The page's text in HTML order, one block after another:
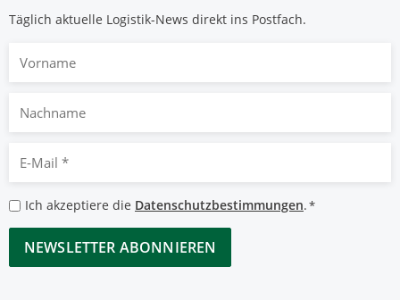
Täglich aktuelle Logistik-News direkt ins Postfach.
Nachname
Mail
*
Datenschutzbestimmungen
*
Ich akzeptiere die Datenschutzbestimmungen.*
CAPTCHA